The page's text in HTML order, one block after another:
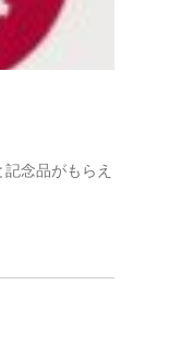
念品がもらえ